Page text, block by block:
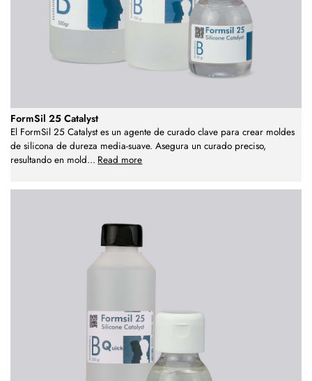
FormSil 25 Catalyst
El FormSil 25 Catalyst es un agente de curado clave para crear moldes
de silicona de dureza media-suave. Asegura un curado preciso,
resultando en mold... Read more